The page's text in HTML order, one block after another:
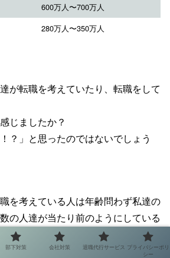
600万人〜700万人
280万人〜350万人
が転職を考えていたり、転職をして
じましたか？
？」と思ったのではないでしょう
を考えている人は年齢問わず私達の
の人達が当たり前のようにしている
部下対策 会社対策 退職代行サービス プライバシーポリ
シー